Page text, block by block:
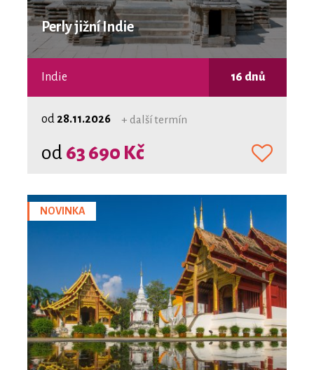
Perly jižní Indie
Indie 16 dnů
od 28.11.2026 + další termín
od 63 690 Kč
NOVINKA